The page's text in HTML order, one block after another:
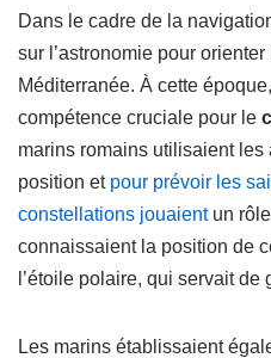
Dans le cadre de la
sur l’astronomie pour
Méditerranée. À cette
compétence cruciale pour le
marins romains utilisaient
position et pour prévoir les
constellations jouaientun
connaissaient la position de
l’étoile polaire, qui servait
Les marins établissaient